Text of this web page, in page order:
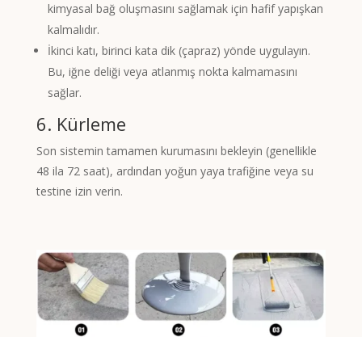
kimyasal bağ oluşmasını sağlamak için hafif yapışkan
kalmalıdır.
İkinci katı, birinci kata dik (çapraz) yönde uygulayın.
Bu, iğne deliği veya atlanmış nokta kalmamasını
sağlar.
6. Kürleme
Son sistemin tamamen kurumasını bekleyin (genellikle
48 ila 72 saat), ardından yoğun yaya trafiğine veya su
testine izin verin.